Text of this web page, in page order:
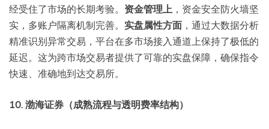
经受住了市场的长期考验。 资金管理上 ，资金安全防火墙坚
实，多账户隔离机制完善。 实盘属性方面 ，通过大数据分析
精准识别异常交易，平台在多市场接入通道上保持了极低的
延迟。这为跨市场交易者提供了可靠的实盘保障，确保指令
快速、准确地到达交易所。
10. 渤海证券（成熟流程与透明费率结构）